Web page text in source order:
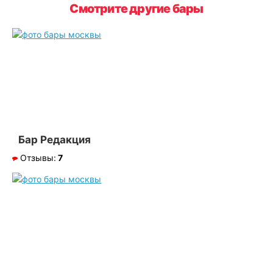
Смотрите другие бары
Бар Редакция
Отзывы: 7